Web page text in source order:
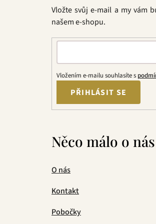
Vložte svůj e-mail a my vám
našem e-shopu.
Vložením e-mailu souhlasíte s
PŘIHLÁSIT SE
Něco málo o nás
O nás
Kontakt
Pobočky